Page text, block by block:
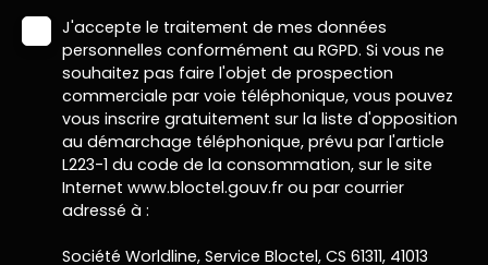
J'accepte le traitement de mes données
personnelles conformément au RGPD. Si vous ne
souhaitez pas faire l'objet de prospection
commerciale par voie téléphonique, vous pouvez
vous inscrire gratuitement sur la liste d'opposition
au démarchage téléphonique, prévu par l'article
L223-1 du code de la consommation, sur le site
Internet www.bloctel.gouv.fr ou par courrier
adressé à :
Société Worldline, Service Bloctel, CS 61311, 41013